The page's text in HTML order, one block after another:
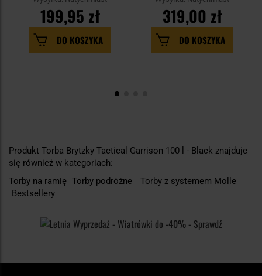
199,95 zł
DO KOSZYKA
319,00 zł
DO KOSZYKA
Produkt Torba Brytzky Tactical Garrison 100 l - Black znajduje
się również w kategoriach:
Torby na ramię Torby podróżne
Torby z systemem Molle
Bestsellery